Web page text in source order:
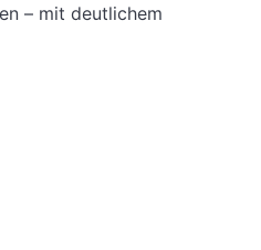
– mit deutlichem